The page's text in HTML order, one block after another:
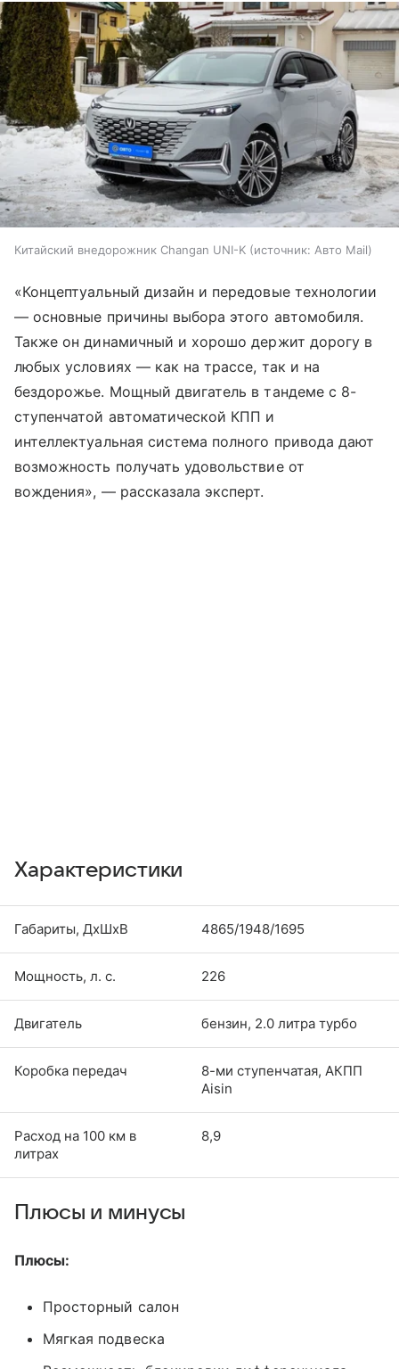
Китайский внедорожник Changan UNI-K источник: Авто Mail
«Концептуальный дизайн и передовые технологии
— основные причины выбора этого автомобиля.
Также он динамичный и хорошо держит дорогу в
любых условиях — как на трассе, так и на
бездорожье. Мощный двигатель в тандеме с 8-
ступенчатой автоматической КПП и
интеллектуальная система полного привода дают
возможность получать удовольствие от
вождения», — рассказала эксперт.
Характеристики
Габариты, ДхШхВ 4865/1948/1695
Мощность, л. с. 226
Двигатель бензин, 2.0 литра турбо
Коробка передач
8-ми ступенчатая, АКПП
Aisin
Расход на 100 км в
литрах
8,9
Плюсы и минусы
Плюсы:
Просторный салон
Мягкая подвеска